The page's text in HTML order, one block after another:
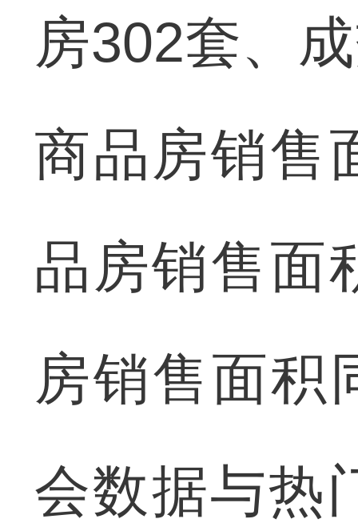
房302套、
商品房销售
品房销售面
房销售面
会数据与热